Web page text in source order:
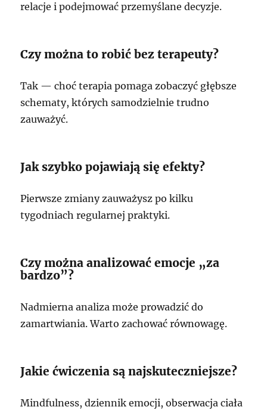
relacje i podejmować przemyślane decyzje.
Czy można to robić bez terapeuty?
Tak — choć terapia pomaga zobaczyć głębsze
schematy, których samodzielnie trudno
zauważyć.
Jak szybko pojawiają się efekty?
Pierwsze zmiany zauważysz po kilku
tygodniach regularnej praktyki.
Czy można analizować emocje „za
bardzo”?
Nadmierna analiza może prowadzić do
zamartwiania. Warto zachować równowagę.
Jakie ćwiczenia są najskuteczniejsze?
Mindfulness, dziennik emocji, obserwacja ciała